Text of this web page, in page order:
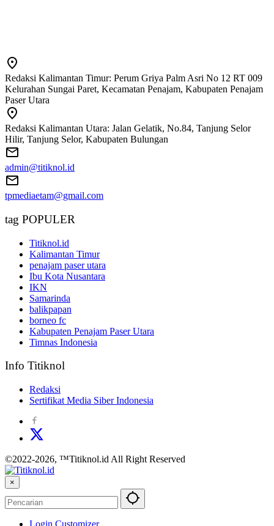
Redaksi Kalimantan Timur: Perum Griya Palm Asri No 12 RT 009
Kelurahan Sungai Paret, Kecamatan Penajam, Kabupaten Penajam
Paser Utara
Redaksi Kalimantan Utara: Jalan Gelatik, No.84, Tanjung Selor
Hilir, Tanjung Selor, Kabupaten Bulungan
admin@titiknol.id
tpmediaetam@gmail.com
tag POPULER
Titiknol.id
Kalimantan Timur
penajam paser utara
Ibu Kota Nusantara
IKN
Samarinda
balikpapan
borneo fc
Kabupaten Penajam Paser Utara
Timnas Indonesia
Info Titiknol
Redaksi
Sertifikat Media Siber Indonesia
©2022-2026, ™Titiknol.id All Right Reserved
×
Login Customizer